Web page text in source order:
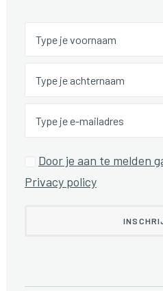
Door je aan te melden
Privacy policy